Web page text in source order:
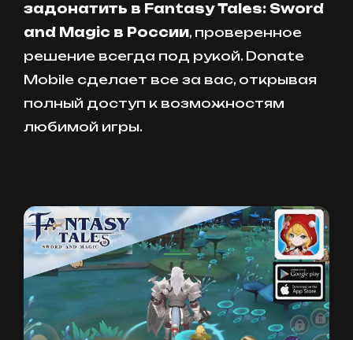
задонатить в Fantasy Tales: Sword
and Magic в России, проверенное
решение всегда под рукой. Donate
Mobile сделает все за вас, открывая
полный доступ к возможностям
любимой игры.